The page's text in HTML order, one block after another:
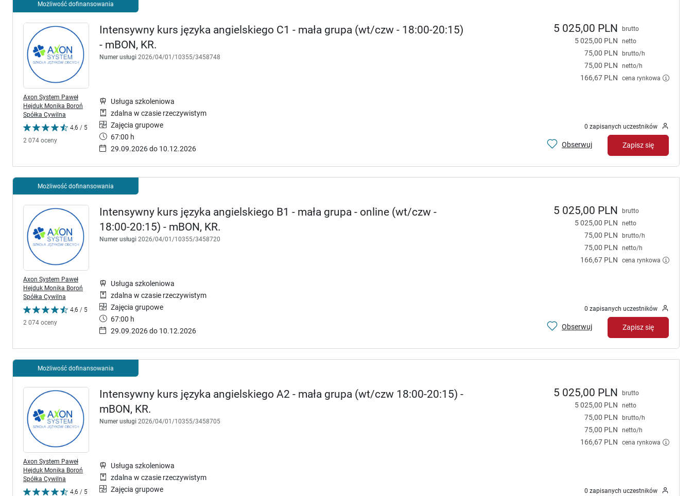
Możliwość dofinansowania
Intensywny kurs języka angielskiego C1 - mała grupa (wt/czw - 18:00-20:15)
- mBON, KR.
Numer usługi 2026/04/01/10355/3458748
Axon System Paweł
Hejduk Monika Boroń
Spółka Cywilna
4,6 / 5
2 074 oceny
5 025,00 PLN brutto
5 025,00 PLN netto
75,00 PLN brutto/h
75,00 PLN netto/h
166,67 PLN cena rynkowa
Usługa szkoleniowa
zdalna w czasie rzeczywistym
Zajęcia grupowe
67:00 h
29.09.2026 do 10.12.2026
0 zapisanych uczestników
Obserwuj Zapisz się
Możliwość dofinansowania
Intensywny kurs języka angielskiego B1 - mała grupa - online (wt/czw -
18:00-20:15) - mBON, KR.
Numer usługi 2026/04/01/10355/3458720
Axon System Paweł
Hejduk Monika Boroń
Spółka Cywilna
4,6 / 5
2 074 oceny
5 025,00 PLN brutto
5 025,00 PLN netto
75,00 PLN brutto/h
75,00 PLN netto/h
166,67 PLN cena rynkowa
Usługa szkoleniowa
zdalna w czasie rzeczywistym
Zajęcia grupowe
67:00 h
29.09.2026 do 10.12.2026
0 zapisanych uczestników
Obserwuj Zapisz się
Możliwość dofinansowania
Intensywny kurs języka angielskiego A2 - mała grupa (wt/czw 18:00-20:15) -
mBON, KR.
Numer usługi 2026/04/01/10355/3458705
Axon System Paweł
Hejduk Monika Boroń
Spółka Cywilna
4,6 / 5
5 025,00 PLN brutto
5 025,00 PLN netto
75,00 PLN brutto/h
75,00 PLN netto/h
166,67 PLN cena rynkowa
Usługa szkoleniowa
zdalna w czasie rzeczywistym
Zajęcia grupowe
0 zapisanych uczestników